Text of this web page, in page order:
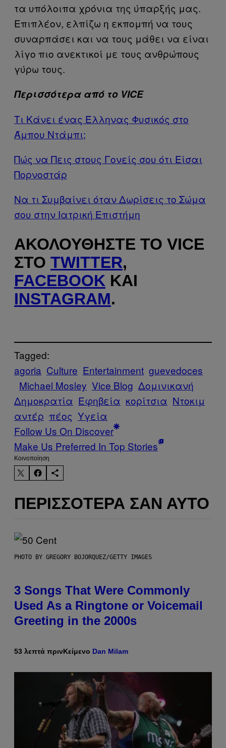
τα υπόλοιπα χρόνια της ύπαρξής μας.
Επιπλέον, ελπίζω η εκπομπή να τους
συναρπάσει και να τους μάθει να είναι
λίγο πιο ανεκτικοί με τους ανθρώπους
γύρω τους.
Περισσότερα από το VICE
Τι Κάνει ένας Έλληνας Φυσικός στο
Άμπου Ντάμπι;
Πώς να Πεις στους Γονείς σου ότι Είσαι
Πορνοστάρ
Να τι Συμβαίνει όταν Δωρίσεις το Σώμα
σου στην Ιατρική Επιστήμη
ΑΚΟΛΟΥΘΉΣΤΕ ΤΟ VICE
ΣΤΟ TWITTER,
FACEBOOK ΚΑΙ
INSTAGRAM.
Tagged:
agoria Culture Entertainment guevedoces
Michael Mosley Vice Blog Δομινικανή
Δημοκρατία Εφηβεία κορίτσια Ντοκιμ
αντέρ πέος Υγεία
Follow Us On Discover
Make Us Preferred In Top Stories
Kοινοποίηση
ΠΕΡΙΣΣΌΤΕΡΑ ΣΑΝ ΑΥΤΌ
PHOTO BY GREGORY BOJORQUEZ/GETTY IMAGES
3 Songs That Were Commonly
Used As a Ringtone or Voicemail
Greeting in the 2000s
53 λεπτά πρινΚείμενο Dan Milam